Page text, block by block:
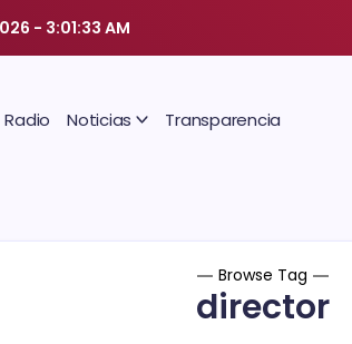
- 3:01:34 AM
Radio Noticias Transparencia
Browse Tag
director